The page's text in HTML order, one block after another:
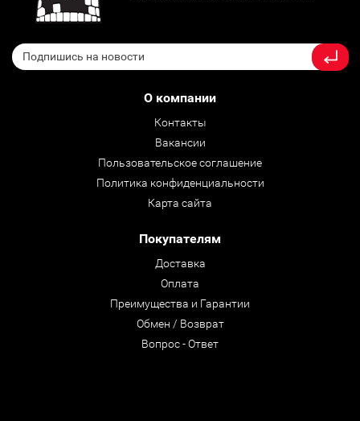
О компании
Контакты
Вакансии
Пользовательское соглашение
Политика конфиденциальности
Карта сайта
Покупателям
Доставка
Оплата
Преимущества и Гарантии
Обмен / Возврат
Вопрос - Ответ